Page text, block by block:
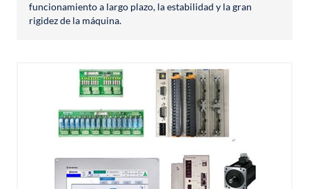
funcionamiento a largo plazo, la estabilidad y la gran
rigidez de la máquina.